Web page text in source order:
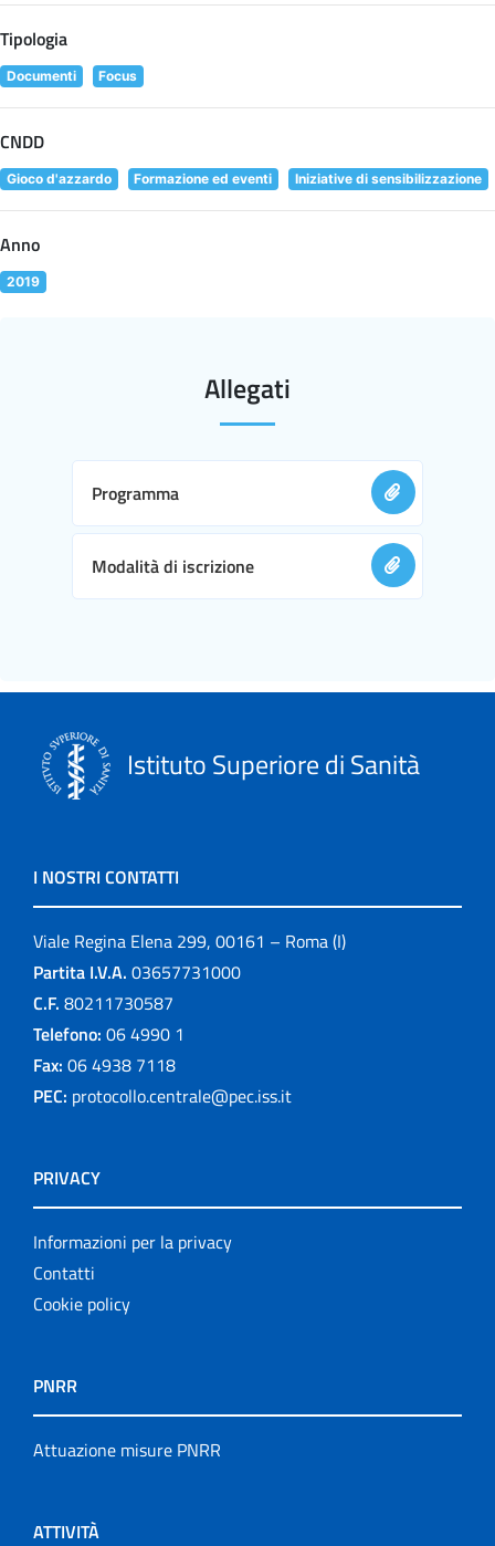
Tipologia
Documenti Focus
CNDD
Gioco d'azzardo Formazione ed eventi Iniziative di sensibilizzazione
Anno
2019
Allegati
Programma
Modalità di iscrizione
Istituto Superiore di Sanità
I NOSTRI CONTATTI
Viale Regina Elena 299, 00161 – Roma (I)
Partita I.V.A. 03657731000
C.F. 80211730587
Telefono: 06 4990 1
Fax: 06 4938 7118
PEC: protocollo.centrale@pec.iss.it
PRIVACY
Informazioni per la privacy
Contatti
Cookie policy
PNRR
Attuazione misure PNRR
ATTIVITÀ